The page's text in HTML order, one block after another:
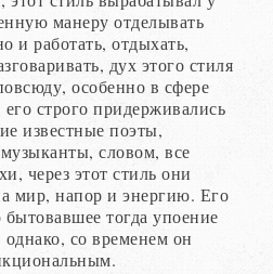
манеру отделывать
и работать, отдыхать,
дух этого стиля
особенно в сфере
строго придерживались
известные поэты,
словом, все
через этот стиль они
мир, напор и энергию. Его
тогда упоение
со временем он